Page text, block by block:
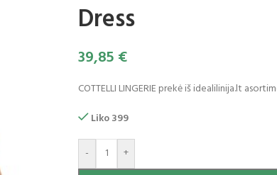
Dress
39,85 €
COTTELLI LINGERIE prekė iš idealilinija.lt
Liko 399
- +